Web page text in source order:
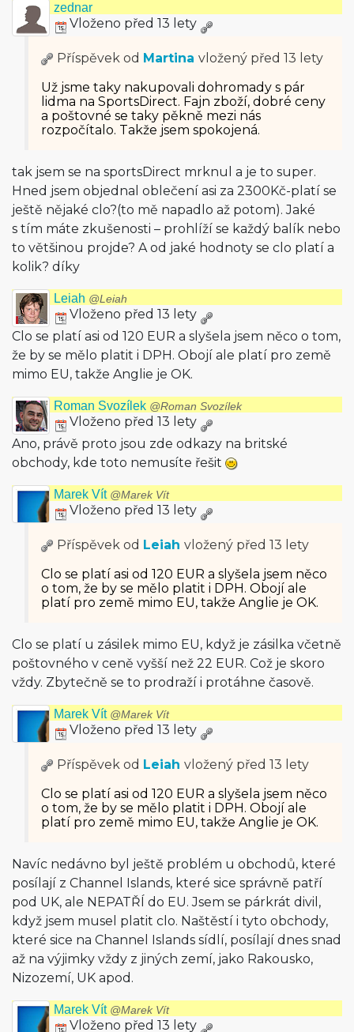
zednar
Vloženo před 13 lety
Příspěvek od Martina vložený před 13 lety
Už jsme taky nakupovali dohromady s pár
lidma na SportsDirect. Fajn zboží, dobré ceny
a poštovné se taky pěkně mezi nás
rozpočítalo. Takže jsem spokojená.
tak jsem se na sportsDirect mrknul a je to super.
Hned jsem objednal oblečení asi za 2300Kč-platí se
ještě nějaké clo?(to mě napadlo až potom). Jaké
s tím máte zkušenosti – prohlíží se každý balík nebo
to většinou projde? A od jaké hodnoty se clo platí a
kolik? díky
Leiah @Leiah
Vloženo před 13 lety
Clo se platí asi od 120 EUR a slyšela jsem něco o tom,
že by se mělo platit i DPH. Obojí ale platí pro země
mimo EU, takže Anglie je OK.
Roman Svozílek @Roman Svozílek
Vloženo před 13 lety
Ano, právě proto jsou zde odkazy na britské
obchody, kde toto nemusíte řešit
Marek Vít @Marek Vít
Vloženo před 13 lety
Příspěvek od Leiah vložený před 13 lety
Clo se platí asi od 120 EUR a slyšela jsem něco
o tom, že by se mělo platit i DPH. Obojí ale
platí pro země mimo EU, takže Anglie je OK.
Clo se platí u zásilek mimo EU, když je zásilka včetně
poštovného v ceně vyšší než 22 EUR. Což je skoro
vždy. Zbytečně se to prodraží i protáhne časově.
Marek Vít @Marek Vít
Vloženo před 13 lety
Příspěvek od Leiah vložený před 13 lety
Clo se platí asi od 120 EUR a slyšela jsem něco
o tom, že by se mělo platit i DPH. Obojí ale
platí pro země mimo EU, takže Anglie je OK.
Navíc nedávno byl ještě problém u obchodů, které
posílají z Channel Islands, které sice správně patří
pod UK, ale NEPATŘÍ do EU. Jsem se párkrát divil,
když jsem musel platit clo. Naštěstí i tyto obchody,
které sice na Channel Islands sídlí, posílají dnes snad
až na výjimky vždy z jiných zemí, jako Rakousko,
Nizozemí, UK apod.
Marek Vít @Marek Vít
Vloženo před 13 lety